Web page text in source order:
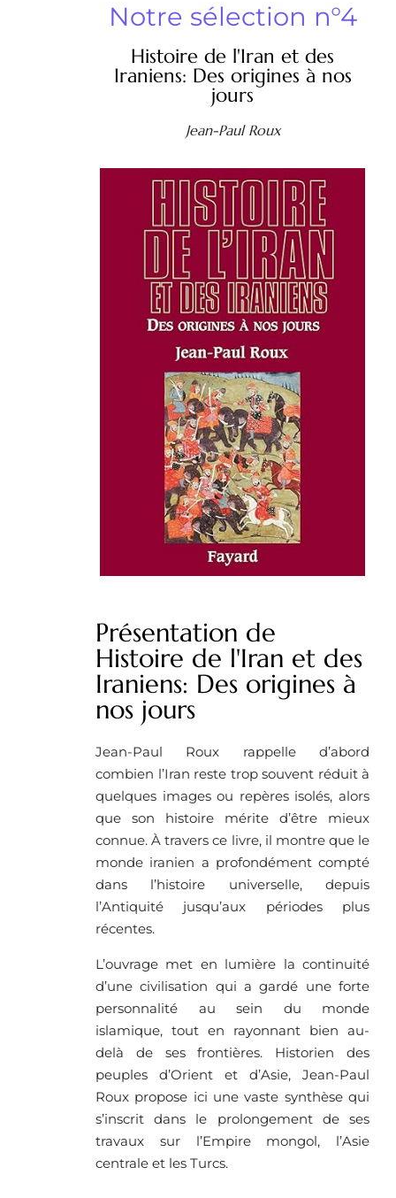
Notre sélection n°4
Histoire de l'Iran et des
Iraniens: Des origines à nos
jours
Jean-Paul Roux
Présentation de
Histoire de l'Iran et des
Iraniens: Des origines à
nos jours
Jean-Paul Roux rappelle d’abord
combien l’Iran reste trop souvent réduit à
quelques images ou repères isolés, alors
que son histoire mérite d’être mieux
connue. À travers ce livre, il montre que le
monde iranien a profondément compté
dans l’histoire universelle, depuis
l’Antiquité jusqu’aux périodes plus
récentes.
L’ouvrage met en lumière la continuité
d’une civilisation qui a gardé une forte
personnalité au sein du monde
islamique, tout en rayonnant bien au-
delà de ses frontières. Historien des
peuples d’Orient et d’Asie, Jean-Paul
Roux propose ici une vaste synthèse qui
s’inscrit dans le prolongement de ses
travaux sur l’Empire mongol, l’Asie
centrale et les Turcs.